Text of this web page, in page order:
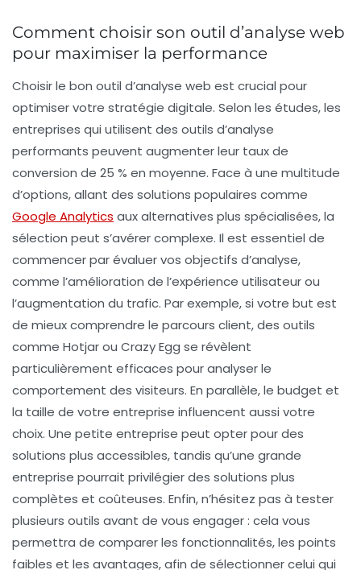
Comment choisir son outil d’analyse web
pour maximiser la performance
Choisir le bon outil d’analyse web est crucial pour
optimiser votre stratégie digitale. Selon les études, les
entreprises qui utilisent des outils d’analyse
performants peuvent augmenter leur taux de
conversion de 25 % en moyenne. Face à une multitude
d’options, allant des solutions populaires comme
Google Analytics aux alternatives plus spécialisées, la
sélection peut s’avérer complexe. Il est essentiel de
commencer parévaluer vos objectifs d’analyse,
comme l’amélioration de l’expérience utilisateur ou
l’augmentation du trafic. Par exemple, si votre but est
de mieux comprendre le parcours client, des outils
comme Hotjarou Crazy Egg se révèlent
particulièrement efficaces pour analyser le
comportement des visiteurs. En parallèle, le budget et
la taille de votre entreprise influencent aussi votre
choix. Une petite entreprise peut opter pour des
solutions plus accessibles, tandis qu’une grande
entreprise pourrait privilégier des solutions plus
complètes et coûteuses. Enfin, n’hésitez pas à tester
plusieurs outils avant de vous engager : cela vous
permettra de comparer les fonctionnalités, les points
faibles et les avantages, afin de sélectionner celui qui